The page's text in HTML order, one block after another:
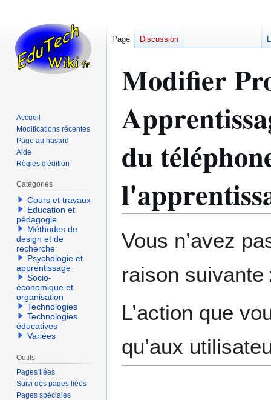
Modifier
du
à
navigation
à
recherche
Vous n’avez
raison suivante
L’action que
qu’aux
Page Discussion
Accueil
Modifications récentes
Page au hasard
Aide
Règles d'édition
Catégories
Cours et travaux
Education et
pédagogie
Méthodes de
design et de
recherche
Psychologie et
apprentissage
Socio-
économique et
organisation
Technologies
Technologies
éducatives
Variées
Outils
Pages liées
Suivi des pages liées
Pages spéciales